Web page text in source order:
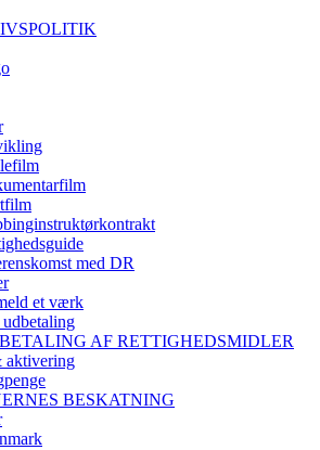
med DR
et værk
AF RETTIGHEDSMIDLER
aktivering
BESKATNING